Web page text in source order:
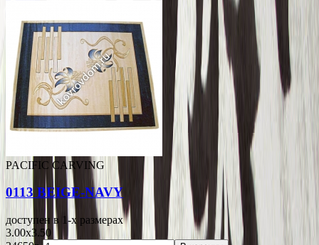
PACIFIC CARVING
0113 BEIGE-NAVY
доступен в 1-x размерах
3.00x3.50